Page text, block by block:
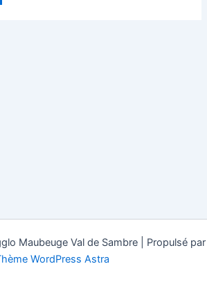
Maubeuge Val de Sambre | Propulsé par
WordPress Astra